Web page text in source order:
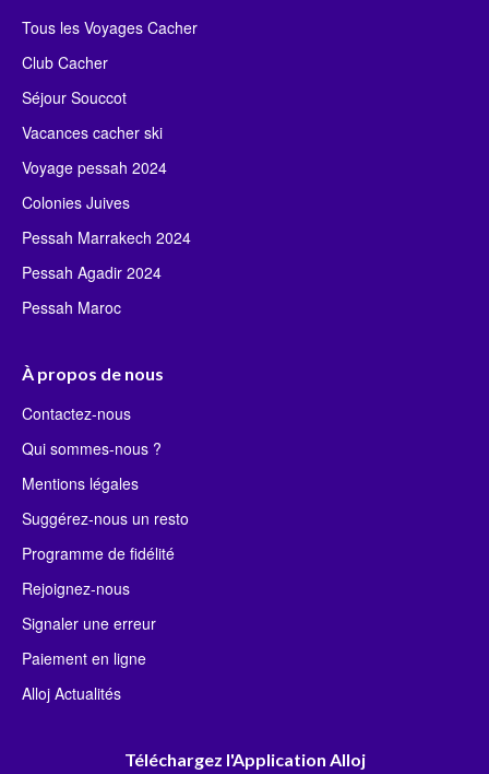
Tous les Voyages Cacher
Club Cacher
Séjour Souccot
Vacances cacher ski
Voyage pessah 2024
Colonies Juives
Pessah Marrakech 2024
Pessah Agadir 2024
Pessah Maroc
À propos de nous
Contactez-nous
Qui sommes-nous ?
Mentions légales
Suggérez-nous un resto
Programme de fidélité
Rejoignez-nous
Signaler une erreur
Paiement en ligne
Alloj Actualités
Téléchargez l'Application Alloj